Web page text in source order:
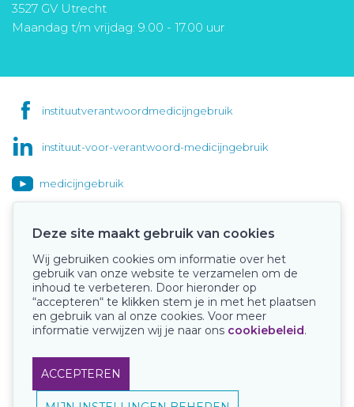
3527 GV Utrecht
Maandag t/m vrijdag: 9.00 - 17.00 uur
instituutverantwoordmedicijngebruik
instituut-voor-verantwoord-medicijngebruik
medicijngebruik
Onze keurmerken
Deze site maakt gebruik van cookies
Wij gebruiken cookies om informatie over het
gebruik van onze website te verzamelen om de
inhoud te verbeteren. Door hieronder op
“accepteren“ te klikken stem je in met het plaatsen
en gebruik van al onze cookies. Voor meer
informatie verwijzen wij je naar ons cookiebeleid.
ACCEPTEREN